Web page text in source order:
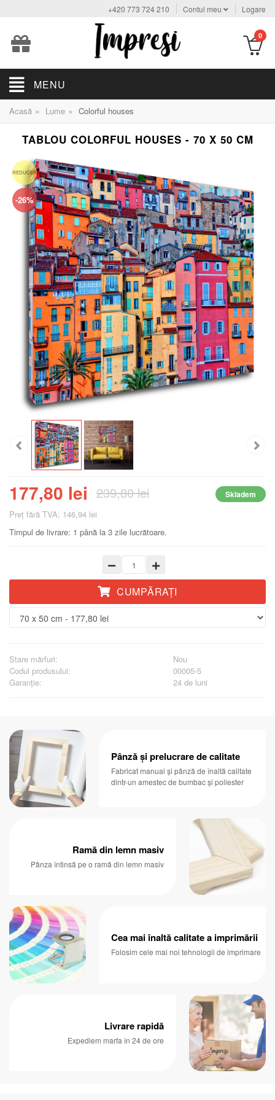
+420 773 724 210 Contul meu Logare
0
MENU
Acasă » Lume » Colorful houses
TABLOU COLORFUL HOUSES - 70 X 50 CM
REDUCERE
-26%
177,80 lei 239,80 lei Skladem
Preţ fără TVA: 146,94 lei
Timpul de livrare: 1 până la 3 zile lucrătoare.
CUMPĂRAŢI
Stare mărfuri:
Nou
Codul produsului:
00005-5
Garanţie:
24 de luni
Pânză și prelucrare de calitate
Fabricat manual și pânză de înaltă calitate
dintr-un amestec de bumbac și poliester
Ramă din lemn masiv
Pânza întinsă pe o ramă din lemn masiv
Cea mai înaltă calitate a imprimării
Folosim cele mai noi tehnologii de imprimare
Livrare rapidă
Expediem marfa în 24 de ore